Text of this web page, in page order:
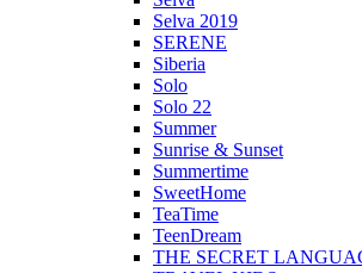
Selva 2019
SERENE
Siberia
Solo
Solo 22
Summer
Sunrise & Sunset
Summertime
SweetHome
TeaTime
TeenDream
THE SECRET